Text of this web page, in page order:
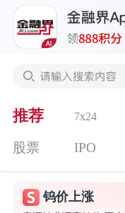
推荐 7x24
股票 IPO
钨价上涨